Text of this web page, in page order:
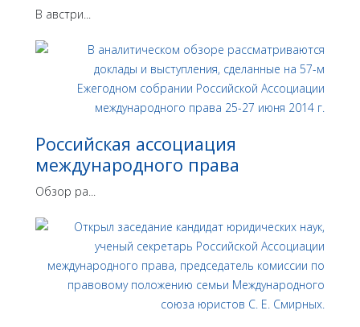
В австри...
Российская ассоциация
международного права
Обзор ра...